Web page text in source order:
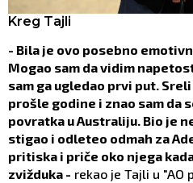
Kreg Tajli
- Bila je ovo posebno
Mogao sam da vidim
sam ga ugledao prvi put.
prošle godine i znao sam da
povratka u Australiju. Bio je
stigao i odleteo odmah za
pritiska i priče oko njega
zvižduka - rekao je Tajli u "AO